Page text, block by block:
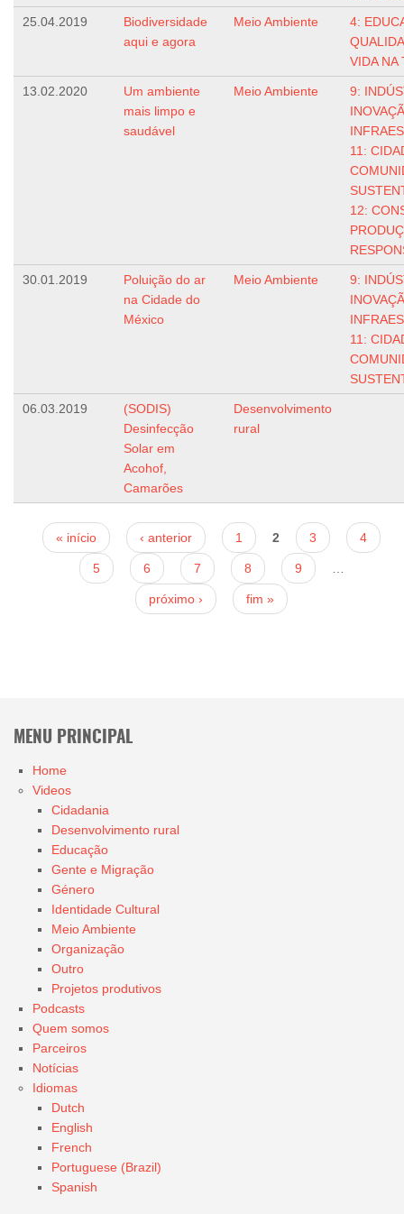
25.04.2019
Biodiversidade
aqui e agora
Meio Ambiente
4:
VIDA NA
13.02.2020
Um ambiente
mais limpo e
saudável
Meio Ambiente
9:
11:
12:
30.01.2019
Poluição do ar
na Cidade do
México
Meio Ambiente
9:
11:
06.03.2019
(SODIS)
Desinfecção
Solar em
Acohof,
Camarões
Desenvolvimento
rural
Páginas
« início ‹ anterior 1 2 3 4
5 6 7 8 9
próximo › fim »
MENU PRINCIPAL
Home
Videos
Cidadania
Desenvolvimento rural
Educação
Gente e Migração
Género
Identidade Cultural
Meio Ambiente
Organização
Outro
Projetos produtivos
Podcasts
Quem somos
Parceiros
Notícias
Idiomas
Dutch
English
French
Portuguese (Brazil)
Spanish